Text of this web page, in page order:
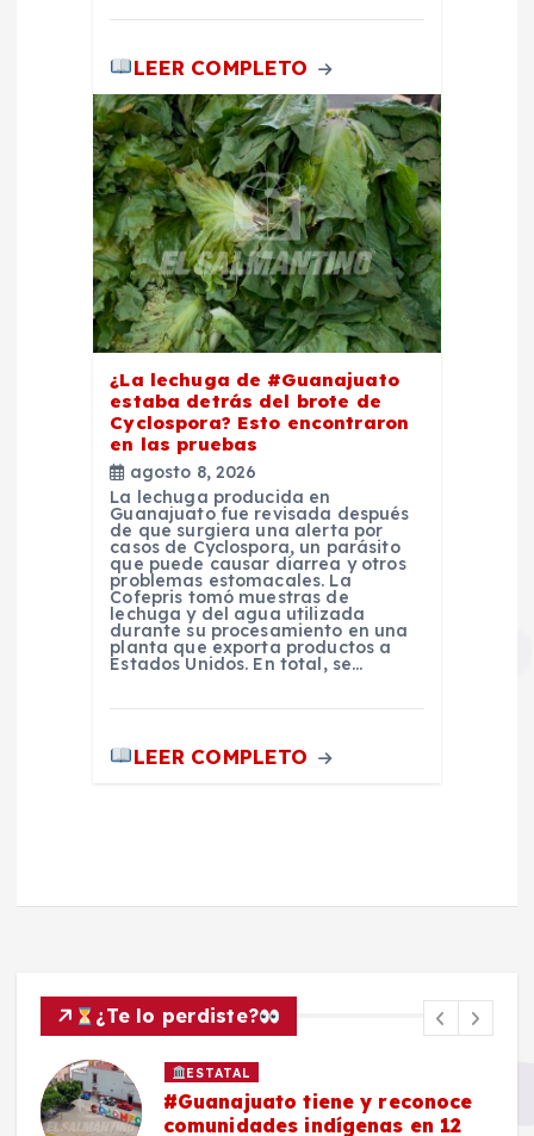
LEER COMPLETO
¿La lechuga de #Guanajuato
estaba detrás del brote de
Cyclospora? Esto encontraron
en las pruebas
agosto 8, 2026
La lechuga producida en
Guanajuato fue revisada después
de que surgiera una alerta por
casos de Cyclospora, un parásito
que puede causar diarrea y otros
problemas estomacales. La
Cofepris tomó muestras de
lechuga y del agua utilizada
durante su procesamiento en una
planta que exporta productos a
Estados Unidos. En total, se…
LEER COMPLETO
¿Te lo perdiste?
ESTATAL
#Guanajuato tiene y reconoce
comunidades indígenas en 12